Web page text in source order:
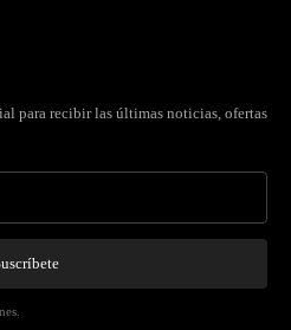
para recibir las últimas noticias, ofertas